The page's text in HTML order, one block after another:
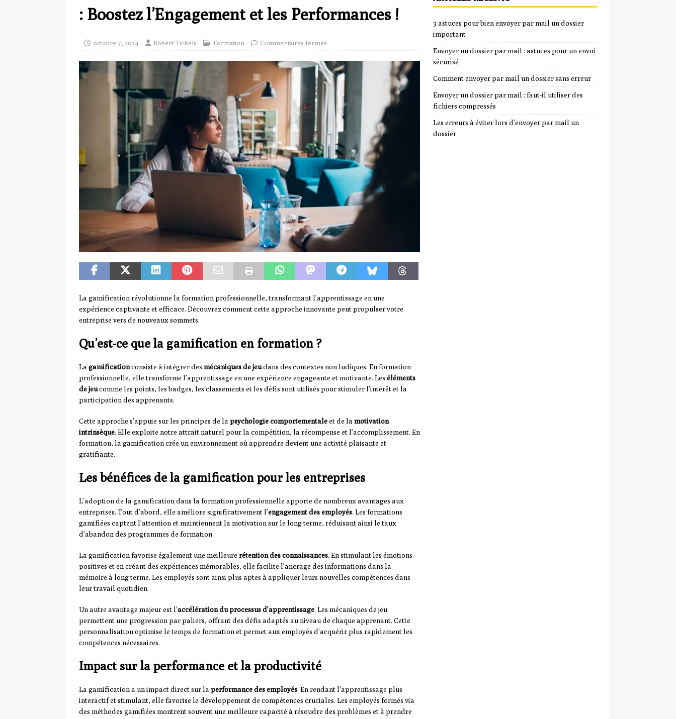
: Boostez l’Engagement et les Performances !
octobre 7, 2024 Robert Tickels Formation Commentaires fermés
La gamification révolutionne la formation professionnelle, transformant l’apprentissage en une
expérience captivante et efficace. Découvrez comment cette approche innovante peut propulser votre
entreprise vers de nouveaux sommets.
Qu’est-ce que la gamification en formation ?
La gamificationconsiste à intégrer des mécaniques de jeudans des contextes non ludiques. En formation
professionnelle, elle transforme l’apprentissage en une expérience engageante et motivante. Les éléments
de jeucomme les points, les badges, les classements et les défis sont utilisés pour stimuler l’intérêt et la
participation des apprenants.
Cette approche s’appuie sur les principes de la psychologie comportementaleet de la motivation
intrinsèque. Elle exploite notre attrait naturel pour la compétition, la récompense et l’accomplissement. En
formation, la gamification crée un environnement où apprendre devient une activité plaisante et
gratifiante.
Les bénéfices de la gamification pour les entreprises
L’adoption de la gamification dans la formation professionnelle apporte de nombreux avantages aux
entreprises. Tout d’abord, elle améliore significativement l’engagement des employés. Les formations
gamifiées captent l’attention et maintiennent la motivation sur le long terme, réduisant ainsi le taux
d’abandon des programmes de formation.
La gamification favorise également une meilleure rétention des connaissances. En stimulant les émotions
positives et en créant des expériences mémorables, elle facilite l’ancrage des informations dans la
mémoire à long terme. Les employés sont ainsi plus aptes à appliquer leurs nouvelles compétences dans
leur travail quotidien.
Un autre avantage majeur est l’accélération du processus d’apprentissage. Les mécaniques de jeu
permettent une progression par paliers, offrant des défis adaptés au niveau de chaque apprenant. Cette
personnalisation optimise le temps de formation et permet aux employés d’acquérir plus rapidement les
compétences nécessaires.
Impact sur la performance et la productivité
La gamification a un impact direct sur la performance des employés. En rendant l’apprentissage plus
interactif et stimulant, elle favorise le développement de compétences cruciales. Les employés formés via
des méthodes gamifiées montrent souvent une meilleure capacité à résoudre des problèmes et à prendre
3 astuces pour bien envoyer par mail un dossier
important
Envoyer un dossier par mail : astuces pour un envoi
sécurisé
Comment envoyer par mail un dossier sans erreur
Envoyer un dossier par mail : faut-il utiliser des
fichiers compressés
Les erreurs à éviter lors d’envoyer par mail un
dossier